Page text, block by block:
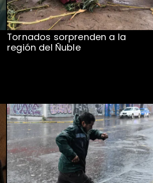
Tornados sorprenden a la
región del Ñuble